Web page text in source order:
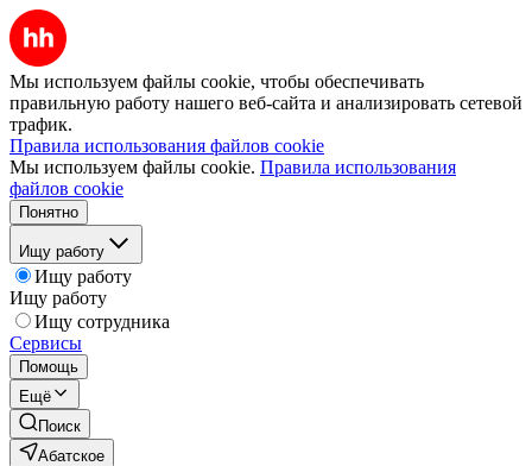
Мы используем файлы cookie, чтобы обеспечивать
правильную работу нашего веб-сайта и анализировать сетевой
трафик.
Правила использования файлов cookie
Мы используем файлы cookie. Правила использования
файлов cookie
Понятно
Ищу работу
Ищу работу
Ищу работу
Ищу сотрудника
Сервисы
Помощь
Ещё
Поиск
Абатское